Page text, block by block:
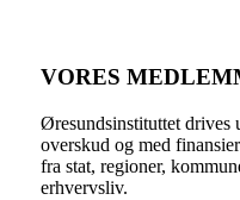
VORES
Øresundsinstituttet drives
overskud og med
fra stat, regioner,
erhvervsliv.